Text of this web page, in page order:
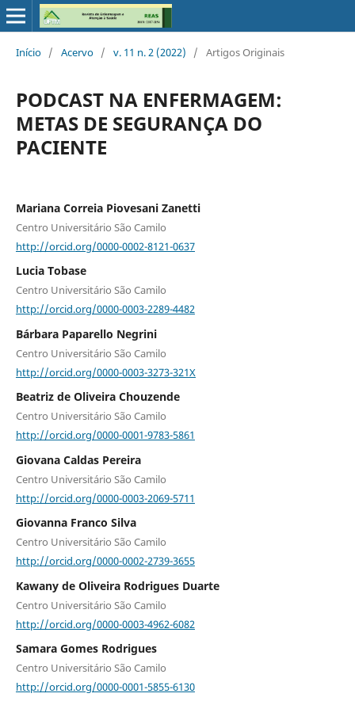
Início / Acervo / v. 11 n. 2 (2022) / Artigos Originais
PODCAST NA ENFERMAGEM:
METAS DE SEGURANÇA DO
PACIENTE
Mariana Correia Piovesani Zanetti
Centro Universitário São Camilo
http://orcid.org/0000-0002-8121-0637
Lucia Tobase
Centro Universitário São Camilo
http://orcid.org/0000-0003-2289-4482
Bárbara Paparello Negrini
Centro Universitário São Camilo
http://orcid.org/0000-0003-3273-321X
Beatriz de Oliveira Chouzende
Centro Universitário São Camilo
http://orcid.org/0000-0001-9783-5861
Giovana Caldas Pereira
Centro Universitário São Camilo
http://orcid.org/0000-0003-2069-5711
Giovanna Franco Silva
Centro Universitário São Camilo
http://orcid.org/0000-0002-2739-3655
Kawany de Oliveira Rodrigues Duarte
Centro Universitário São Camilo
http://orcid.org/0000-0003-4962-6082
Samara Gomes Rodrigues
Centro Universitário São Camilo
http://orcid.org/0000-0001-5855-6130